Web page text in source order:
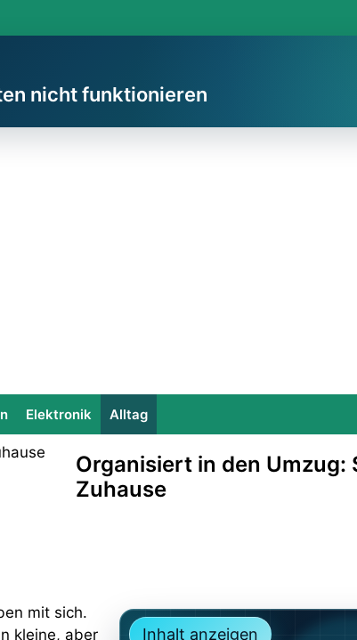
nicht funktionieren
Elektronik Alltag
Organisiert in den
Zuhause
Inhalt anzeigen
mit sich.
kleine, aber